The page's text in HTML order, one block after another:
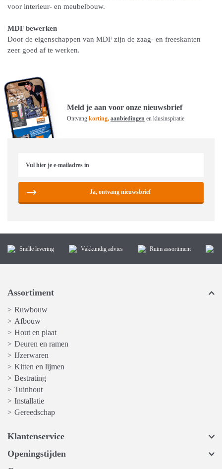
voor interieur- en meubelbouw.
MDF bewerken
Door de eigenschappen van MDF zijn de zaag- en freeskanten
zeer goed af te werken.
Meld je aan voor onze nieuwsbrief
Ontvang korting, aanbiedingen en klusinspiratie
Ja, ontvang nieuwsbrief
Snelle levering Vakkundig advies Ruim assortiment
Assortiment
> Ruwbouw
> Afbouw
> Hout en plaat
> Deuren en ramen
> IJzerwaren
> Kitten en lijmen
> Bestrating
> Tuinhout
> Installatie
> Gereedschap
Klantenservice
Openingstijden